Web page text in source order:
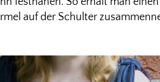
auf der Schulter